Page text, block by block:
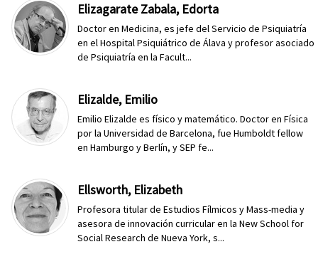
Elizagarate Zabala, Edorta
Doctor en Medicina, es jefe del Servicio de Psiquiatría
en el Hospital Psiquiátrico de Álava y profesor asociado
de Psiquiatría en la Facult...
Elizalde, Emilio
Emilio Elizalde es físico y matemático. Doctor en Física
por la Universidad de Barcelona, fue Humboldt fellow
en Hamburgo y Berlín, y SEP fe...
Ellsworth, Elizabeth
Profesora titular de Estudios Fílmicos y Mass-media y
asesora de innovación curricular en la New School for
Social Research de Nueva York, s...